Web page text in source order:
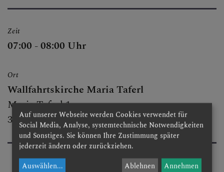
FESTE & FEIERN
GRUPPEN & RUNDEN
GOTTESDIENSTORDNUN
G
Zeit
07:00 - 08:00 Uhr
Ort
Wallfahrtskirche Maria Taferl
Maria Taferl 1
3672 Maria Taferl
Auf unserer Webseite werden Cookies verwendet für
Social Media, Analyse, systemtechnische Notwendigkeiten
und Sonstiges. Sie können Ihre Zustimmung später
jederzeit ändern oder zurückziehen.
Auswählen... Ablehnen Annehmen